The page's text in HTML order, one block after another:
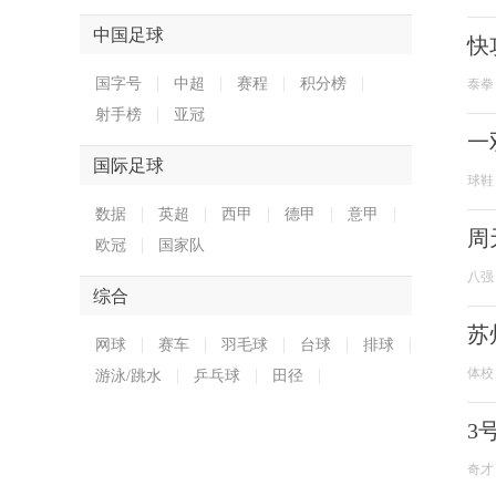
中国足球
国字号 中超 赛程
积分榜
射手榜
亚冠
国际足球
数据 英超 西甲 德甲
意甲
欧冠
国家队
综合
网球 赛车 羽毛球 台球
排球
游泳/跳水
乒乓球 田径
快
泰拳
一
球鞋
周
八强
苏
体校
3
奇才